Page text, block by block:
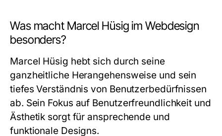
Was macht Marcel Hüsig im Webdesign
besonders?
Marcel Hüsig hebt sich durch seine
ganzheitliche Herangehensweise und sein
tiefes Verständnis von Benutzerbedürfnissen
ab. Sein Fokus auf Benutzerfreundlichkeit und
Ästhetik sorgt für ansprechende und
funktionale Designs.